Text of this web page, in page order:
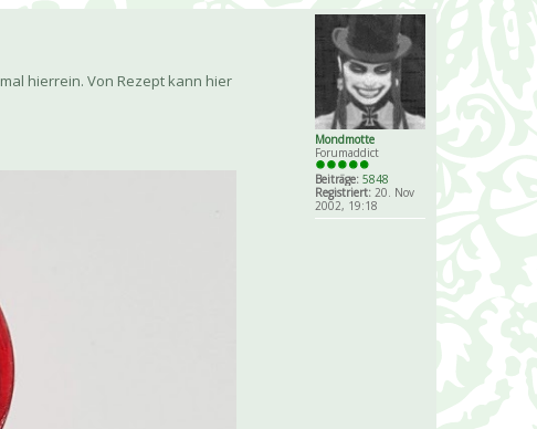
Mondmotte
Forumaddict
Beiträge: 5848
Registriert: 20. Nov
2002, 19:18
hierrein. Von Rezept kann hier